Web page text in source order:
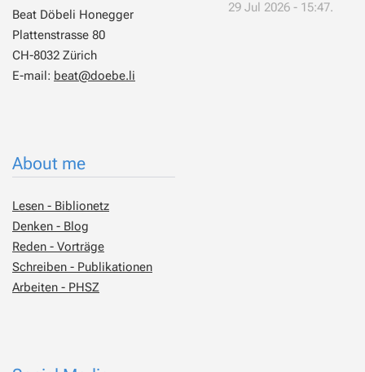
Beat Döbeli Honegger
Plattenstrasse 80
CH-8032 Zürich
E-mail: beat@doebe.li
About me
Lesen - Biblionetz
Denken - Blog
Reden - Vorträge
Schreiben - Publikationen
Arbeiten - PHSZ
29 Jul 2026 - 15:47.